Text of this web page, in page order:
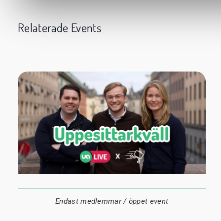
Relaterade Events
24 augusti
20:00
Endast medlemmar / öppet event